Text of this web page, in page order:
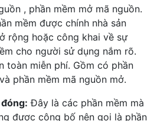
, phần mềm mở mã nguồn.
mềm được chính nhà sản
rộng hoặc công khai về sự
cho người sử dụng nắm rõ.
toàn miễn phí. Gồm có phần
phần mềm mã nguồn mở.
Đây là các phần mềm mà
được công bố nên gọi là phần